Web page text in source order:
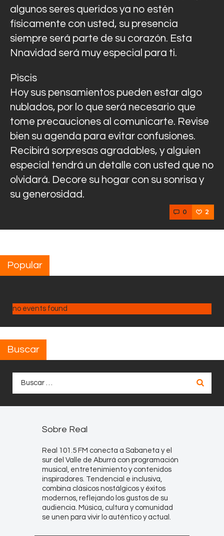
algunos seres queridos ya no estén
físicamente con usted, su presencia
siempre será parte de su corazón. Esta
Nnavidad será muy especial para ti.
Piscis
Hoy sus pensamientos pueden estar algo
nublados, por lo que será necesario que
tome precauciones al comunicarte. Revise
bien su agenda para evitar confusiones.
Recibirá sorpresas agradables, y alguien
especial tendrá un detalle con usted que no
olvidará. Decore su hogar con su sonrisa y
su generosidad.
0 2
Popular
no events found
Buscar
Sobre Real
Real 101.5 FM conecta a Sabaneta y el
sur del Valle de Aburrá con programación
musical, entretenimiento y contenidos
inspiradores. Tendencial e inclusiva,
combina clásicos nostálgicos y éxitos
modernos, reflejando los gustos de su
audiencia. Música, cultura y comunidad
se unen para vivir lo auténtico y actual.